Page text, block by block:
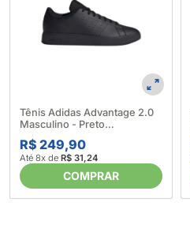
Tênis Adidas Advantage 2.0
Masculino - Preto
676460_Preto
R$ 249,90
Até 8x de R$ 31,24
COMPRAR